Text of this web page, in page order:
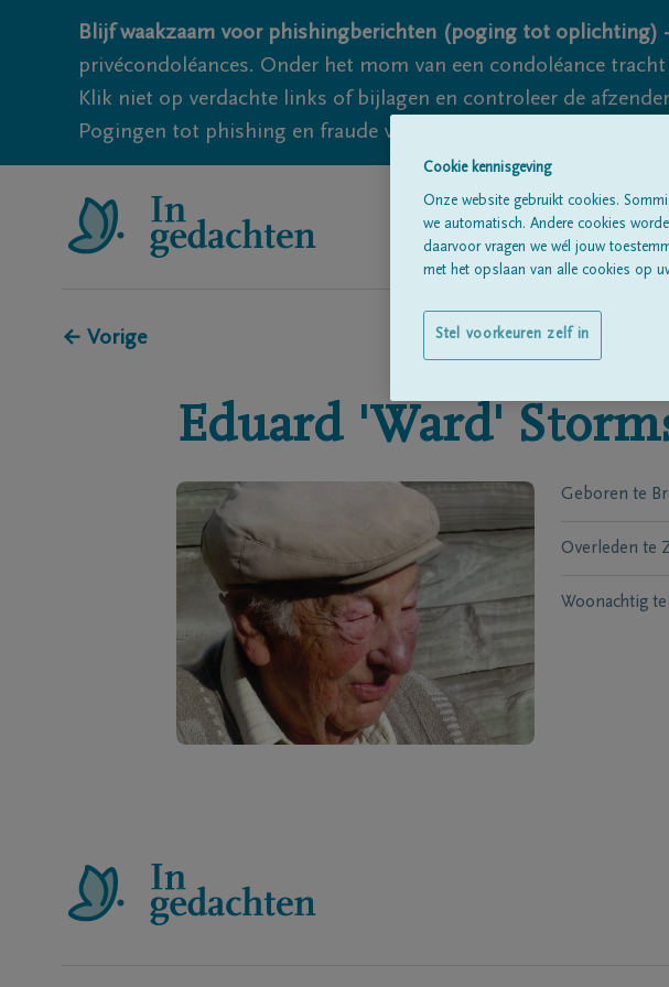
Blijf waakzaam voor phishingberichten (poging tot oplichting) -
privécondoléances. Onder het mom van een condoléance
Klik niet op verdachte links of bijlagen en controleer de
Pogingen tot phishing en fraude vallen echter nooit volledig uit
← Vorige
Eduard 'Ward'
Geboren te
Overleden te
Woonachtig te
Cookie kennisgeving
Onze website gebruikt cookies.
we automatisch. Andere cookies
daarvoor vragen we wél jouw
met het opslaan van alle cookies op
Stel voorkeuren zelf in